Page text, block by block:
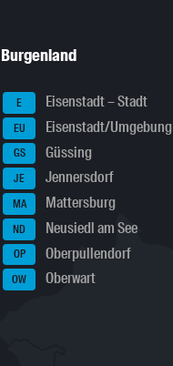
Burgenland
E Eisenstadt – Stadt
EU Eisenstadt/Umgebung
GS Güssing
JE Jennersdorf
MA Mattersburg
ND Neusiedl am See
OP Oberpullendorf
OW Oberwart